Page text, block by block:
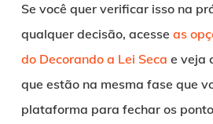
Se você quer verificar isso na
qualquer decisão, acesse as
do Decorando a Lei Seca e veja
que estão na mesma fase que
plataforma para fechar os